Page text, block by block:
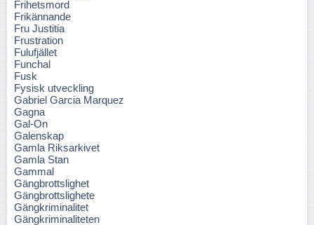
Frihetsmord
Frikännande
Fru Justitia
Frustration
Fulufjället
Funchal
Fusk
Fysisk utveckling
Gabriel Garcia Marquez
Gagna
Gal-On
Galenskap
Gamla Riksarkivet
Gamla Stan
Gammal
Gängbrottslighet
Gängbrottslighete
Gängkriminalitet
Gängkriminaliteten